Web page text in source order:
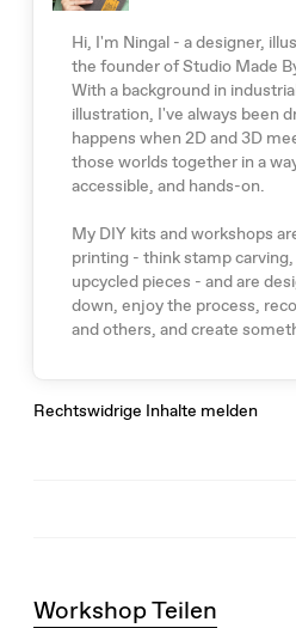
Hi, I'm Ningal - a designer,
the founder of Studio Made
With a background in
illustration, I've always been
happens when 2D and 3D
those worlds together in a
accessible, and hands-on.
My DIY kits and workshops
printing - think stamp
upcycled pieces - and are
down, enjoy the process,
and others, and create
Rechtswidrige Inhalte melden
Workshop Teilen